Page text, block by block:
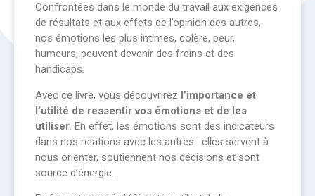
Confrontées dans le monde du travail aux exigences
de résultats et aux effets de l’opinion des autres,
nos émotions les plus intimes, colère, peur,
humeurs, peuvent devenir des freins et des
handicaps.
Avec ce livre, vous découvrirez l’importance et
l’utilité de ressentir vos émotions et de les
utiliser . En effet, les émotions sont des indicateurs
dans nos relations avec les autres : elles servent à
nous orienter, soutiennent nos décisions et sont
source d’énergie.